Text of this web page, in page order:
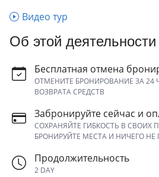
Видео тур
Об этой деятельности
Бесплатная отмена
ОТМЕНИТЕ БРОНИРОВАНИЕ ЗА 24
ВОЗВРАТА СРЕДСТВ
Забронируйте сейчас и
СОХРАНЯЙТЕ ГИБКОСТЬ В СВОИХ
БРОНИРУЙТЕ МЕСТА И НИЧЕГО НЕ
Продолжительность
2 DAY